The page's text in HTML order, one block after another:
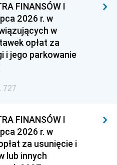
FINANSÓW I
2026 r. w
w
opłat za
i jego parkowanie
727
FINANSÓW I
2026 r. w
za usunięcie i
lub innych